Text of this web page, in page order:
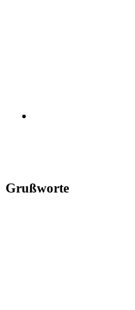
Grußworte